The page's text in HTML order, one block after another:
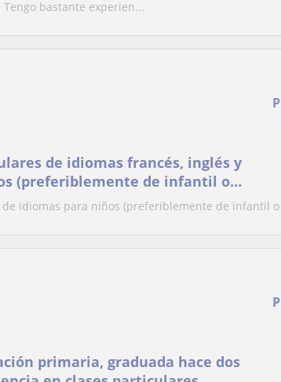
bastante experien...
de idiomas francés, inglés y
(preferiblemente de infantil o
de idiomas para niños (preferiblemente de infantil
primaria, graduada hace dos